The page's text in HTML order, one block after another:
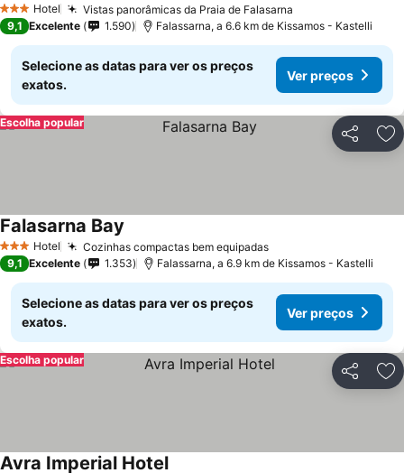
3 EstrelasHotel Vistas panorâmicas da Praia de Falasarna
9,1 Excelente 1.590 Falassarna, a 6.6 km de Kissamos - Kastelli
Selecione as datas para ver os preços
exatos.
Ver preços
Partilhar
Escolha popular
3 EstrelasHotel Cozinhas compactas bem equipadas
Falasarna Bay
9,1 Excelente 1.353 Falassarna, a 6.9 km de Kissamos - Kastelli
Selecione as datas para ver os preços
exatos.
Ver preços
Partilhar
Escolha popular
Avra Imperial Hotel